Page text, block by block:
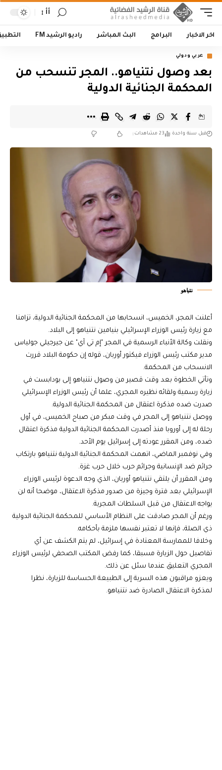
أأ
اخر الاخبار البرامج البث المباشر راديو الرشيد FM
عربي ودولي
بعد وصول نتنياهو.. المجر تنسحب من
المحكمة الجنائية الدولية
قبل سنة واحدة 23 مشاهدات
نتنياهو
أعلنت المجر، الخميس، انسحابها من المحكمة الجنائية الدولية، تزامنا
مع زيارة رئيس الوزراء الإسرائيلي بنيامين نتنياهو إلى البلاد.
ونقلت وكالة الأنباء الرسمية في المجر "إم تي آي" عن جيرجيلي جولياس
مدير مكتب رئيس الوزراء فيكتور أوربان، قوله إن حكومة البلاد قررت
الانسحاب من المحكمة.
وتأتي الخطوة بعد وقت قصير من وصول نتنياهو إلى بودابست في
زيارة رسمية ولقائه نظيره المجري، علما أن رئيس الوزراء الإسرائيلي
صدرت ضده مذكرة اعتقال من المحكمة الجنائية الدولية.
ووصل نتنياهو إلى المجر في وقت مبكر من صباح الخميس، في أول
رحلة له إلى أوروبا منذ أصدرت المحكمة الجنائية الدولية مذكرة اعتقال
ضده، ومن المقرر عودته إلى إسرائيل يوم الأحد.
وفي نوفمبر الماضي، اتهمت المحكمة الجنائية الدولية نتنياهو بارتكاب
جرائم ضد الإنسانية وجرائم حرب خلال حرب غزة.
ومن المقرر أن يلتقي نتنياهو أوربان، الذي وجه الدعوة لرئيس الوزراء
الإسرائيلي بعد فترة وجيزة من صدور مذكرة الاعتقال، موضحا أنه لن
يواجه الاعتقال من قبل السلطات المجرية.
ورغم أن المجر صادقت على النظام الأساسي للمحكمة الجنائية الدولية
ذي الصلة، فإنها لا تعتبر نفسها ملزمة بأحكامه.
وخلافا للممارسة المعتادة في إسرائيل، لم يتم الكشف عن أي
تفاصيل حول الزيارة مسبقا، كما رفض المكتب الصحفي لرئيس الوزراء
المجري التعليق عندما سئل عن ذلك.
ويعزو مراقبون هذه السرية إلى الطبيعة الحساسة للزيارة، نظرا
لمذكرة الاعتقال الصادرة ضد نتنياهو.